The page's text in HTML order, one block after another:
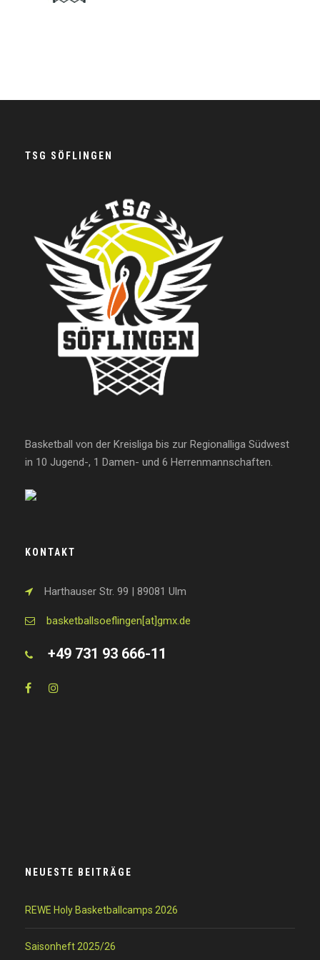
TSG SÖFLINGEN
Basketball von der Kreisliga bis zur Regionalliga Südwest
in 10 Jugend-, 1 Damen- und 6 Herrenmannschaften.
KONTAKT
Harthauser Str. 99 | 89081 Ulm
basketballsoeflingen[at]gmx.de
+49 731 93 666-11
NEUESTE BEITRÄGE
REWE Holy Basketballcamps 2026
Saisonheft 2025/26